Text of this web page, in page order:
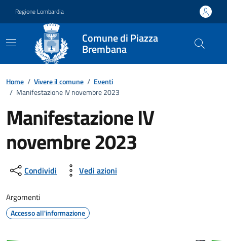
Regione Lombardia
Comune di Piazza
Brembana
Home / Vivere il comune / Eventi
/ Manifestazione IV novembre 2023
Manifestazione IV
novembre 2023
Dettagli della notizia
Condividi Vedi azioni
Argomenti
Accesso all'informazione